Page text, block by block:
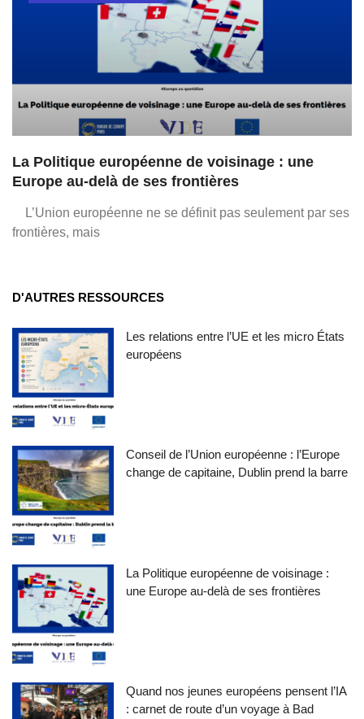
La Politique européenne de voisinage : une
Europe au-delà de ses frontières
L’Union européenne ne se définit pas seulement par ses
frontières, mais
D'AUTRES RESSOURCES
Les relations entre l’UE et les micro États
européens
Conseil de l’Union européenne : l’Europe
change de capitaine, Dublin prend la barre
La Politique européenne de voisinage :
une Europe au-delà de ses frontières
Quand nos jeunes européens pensent l’IA
: carnet de route d’un voyage à Bad